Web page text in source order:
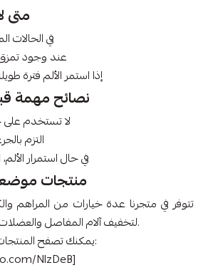
متى
في الحالات
عند وجود
إذا استمر الألم فترة
نصائح مهمة
لا تستخدم
التزم
في حال استمرار
منتجات
تتوفر في متجرنا عدة خيارات من المراهم
لتخفيف آلام المفاصل والعضلات بتركيبات مدروسة.
يمكنك تصفح المنتجات المناسبة من هنا:
NlzDeB]